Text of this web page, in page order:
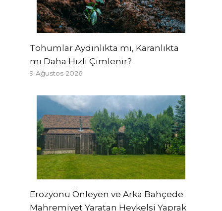
Tohumlar Aydınlıkta mı, Karanlıkta
mı Daha Hızlı Çimlenir?
9 Ağustos 2026
Erozyonu Önleyen ve Arka Bahçede
Mahremiyet Yaratan Heykelsi Yaprak